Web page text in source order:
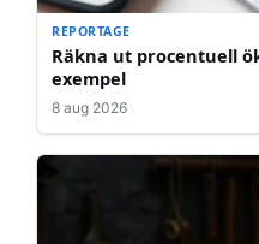
REPORTAGE
Räkna ut procentuell
exempel
8 aug 2026